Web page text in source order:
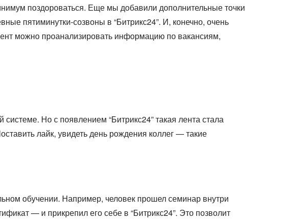
поздороваться. Еще мы добавили дополнительные точки
пятиминутки-созвоны в “Битрикс24”. И, конечно, очень
можно проанализировать информацию по вакансиям,
Но с появлением “Битрикс24” такая лента стала
лайк, увидеть день рождения коллег — такие
обучении. Например, человек прошел семинар внутри
— и прикрепил его себе в “Битрикс24”. Это позволит